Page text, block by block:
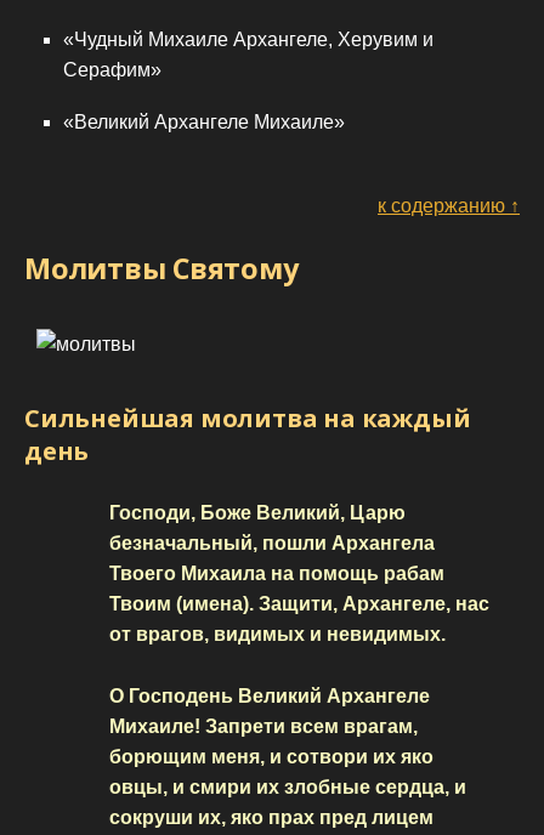
«Чудный Михаиле Архангеле, Херувим и
Серафим»
«Великий Архангеле Михаиле»
к содержанию ↑
Молитвы Святому
Сильнейшая молитва на каждый
день
Господи, Боже Великий, Царю
безначальный, пошли Архангела
Твоего Михаила на помощь рабам
Твоим (имена). Защити, Архангеле, нас
от врагов, видимых и невидимых.
О Господень Великий Архангеле
Михаиле! Запрети всем врагам,
борющим меня, и сотвори их яко
овцы, и смири их злобные сердца, и
сокруши их, яко прах пред лицем